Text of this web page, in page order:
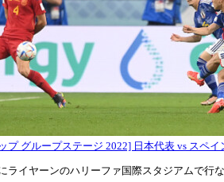
プ グループステージ 2022] 日本代表 vs スペイ
ライヤーンのハリーファ国際スタジアムで行